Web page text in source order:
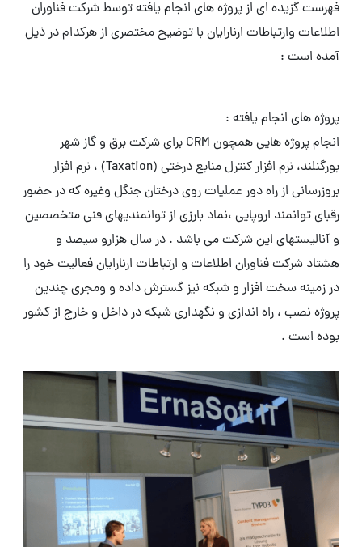
فهرست گزیده ای از پروژه های انجام یافته توسط شرکت فناوران
اطلاعات وارتباطات ارنارایان با توضیح مختصری از هرکدام در ذیل
آمده است :
پروژه های انجام یافته :
انجام پروژه هایی همچون CRM برای شرکت برق و گاز شهر
بورگنلند، نرم افزار کنترل منابع درختی (Taxation) ، نرم افزار
بروزرسانی از راه دور عملیات روی درختان جنگل وغیره که در حضور
رقبای توانمند اروپایی ،نماد بارزی از توانمندیهای فنی متخصصین
و آنالیستهای این شرکت می باشد . در سال هزارو سیصد و
هشتاد شرکت فناوران اطلاعات و ارتباطات ارنارایان فعالیت خود را
در زمینه سخت افزار و شبکه نیز گسترش داده و ومجری چندین
پروژه نصب ، راه اندازی و نگهداری شبکه در داخل و خارج از کشور
بوده است .